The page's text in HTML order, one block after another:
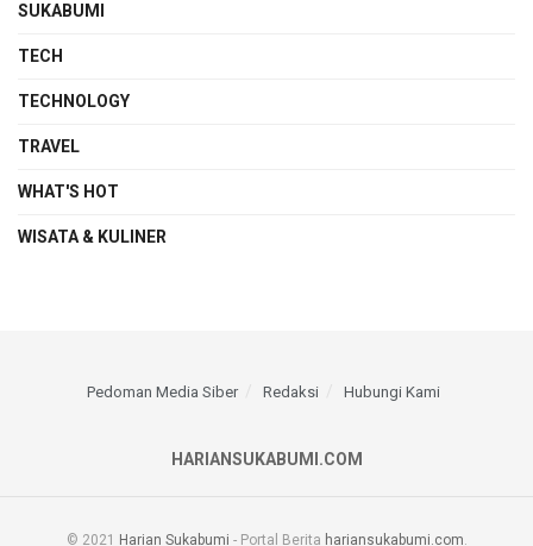
SUKABUMI
TECH
TECHNOLOGY
TRAVEL
WHAT'S HOT
WISATA & KULINER
Pedoman Media Siber Redaksi Hubungi Kami
HARIANSUKABUMI.COM
© 2021 Harian Sukabumi - Portal Berita hariansukabumi.com.